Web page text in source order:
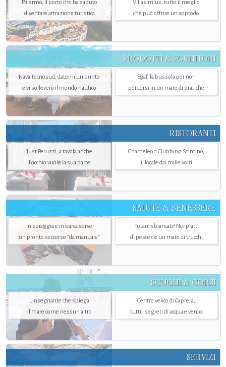
Palermo, il porto che ha saputo
diventare attrazione turistica
Villasimius, tutto il meglio
che può offrire un approdo
PRODOTTI & FORNITORI
Navaltecnosud, datemi un punto
e vi solleverò il mondo nautico
Egaf, la bussola per non
perdersi in un mare di pratiche
RISTORANTI
Just Peruzzi, a tavola anche
l’occhio vuole la sua parte
Chameleon Clubbing Stintino,
il locale dai mille volti
SALUTE & BENESSERE
In spiaggia e in barca serve
un pronto soccorso "da manuale"
Totani sbiancati? Nei piatti
di pesce c'è un mare di trucchi
SCUOLE & CORSI
L'insegnante che spiega
il mare come nessun altro
Centro velico di Caprera,
tutti i segreti di acqua e vento
SERVIZI